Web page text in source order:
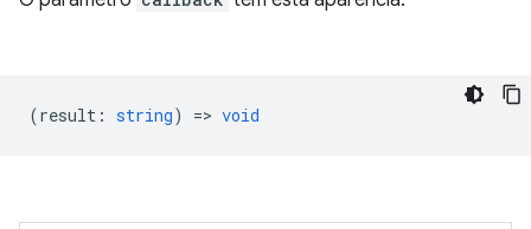
(result : string) => void